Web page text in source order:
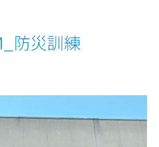
防災訓練